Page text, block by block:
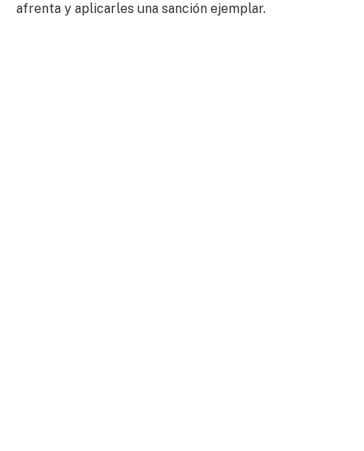
afrenta y aplicarles una sanción ejemplar.